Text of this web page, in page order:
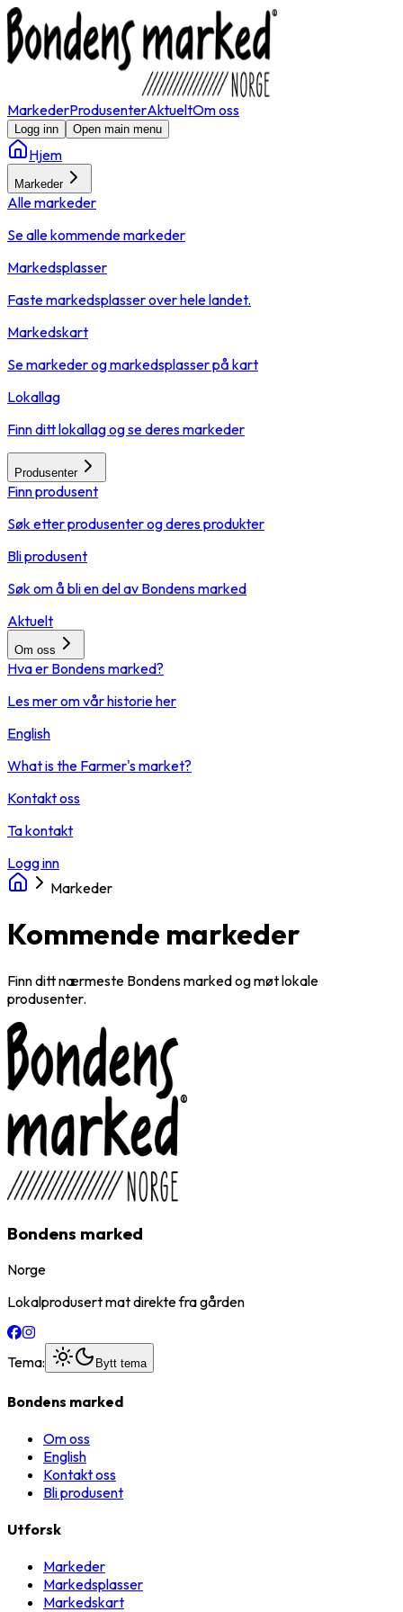
MarkederProdusenterAktueltOm oss
Logg inn Open main menu
Hjem
Markeder
Alle markeder
Se alle kommende markeder
Markedsplasser
Faste markedsplasser over hele landet.
Markedskart
Se markeder og markedsplasser på kart
Lokallag
Finn ditt lokallag og se deres markeder
Produsenter
Finn produsent
Søk etter produsenter og deres produkter
Bli produsent
Søk om å bli en del av Bondens marked
Aktuelt
Om oss
Hva er Bondens marked?
Les mer om vår historie her
English
What is the Farmer's market?
Kontakt oss
Ta kontakt
Logg inn
Markeder
Kommende markeder
Finn ditt nærmeste Bondens marked og møt lokale
produsenter.
Bondens marked
Norge
Lokalprodusert mat direkte fra gården
Tema: Bytt tema
Bondens marked
Om oss
English
Kontakt oss
Bli produsent
Utforsk
Markeder
Markedsplasser
Markedskart